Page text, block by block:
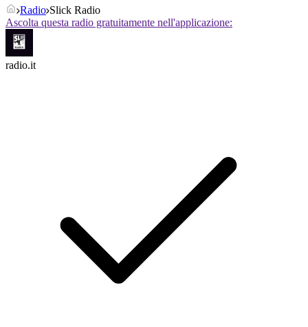
Radio Slick Radio
Ascolta questa radio gratuitamente nell'applicazione:
radio.it